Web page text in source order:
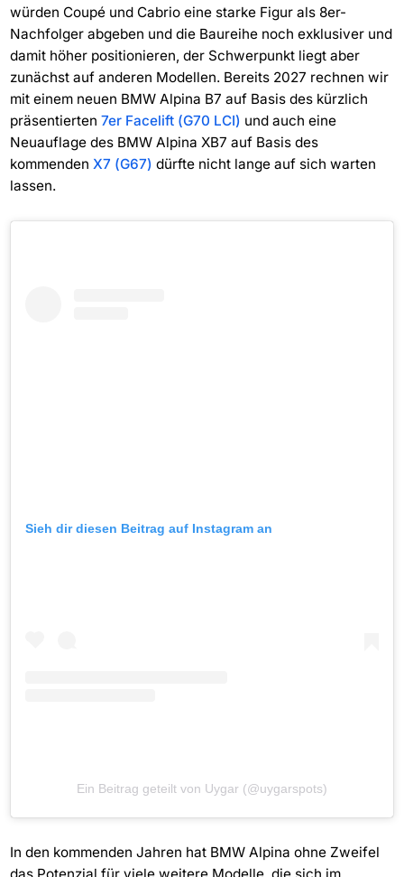
würden Coupé und Cabrio eine starke Figur als 8er-
Nachfolger abgeben und die Baureihe noch exklusiver und
damit höher positionieren, der Schwerpunkt liegt aber
zunächst auf anderen Modellen. Bereits 2027 rechnen wir
mit einem neuen BMW Alpina B7 auf Basis des kürzlich
präsentierten 7er Facelift (G70 LCI) und auch eine
Neuauflage des BMW Alpina XB7 auf Basis des
kommenden X7 (G67) dürfte nicht lange auf sich warten
lassen.
Sieh dir diesen Beitrag auf Instagram an
Ein Beitrag geteilt von Uygar (@uygarspots)
In den kommenden Jahren hat BMW Alpina ohne Zweifel